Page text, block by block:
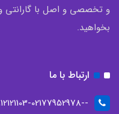
و تخصصی و اصل با گارانتی
بخواهید.
ارتباط با ما
--09356689150-09912331106-09912121103-02177952978